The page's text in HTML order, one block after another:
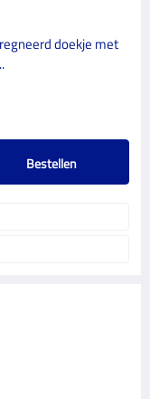
doekje met
Bestellen